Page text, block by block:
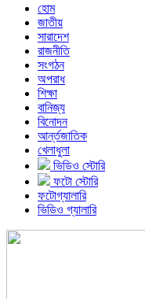
হোম
জাতীয়
সারাদেশ
রাজনীতি
সংগঠন
অপরাধ
শিক্ষা
বানিজ্য
বিনোদন
আর্ন্তজাতিক
খেলাধুলা
ভিডিও স্টোরি
ফটো স্টোরি
ফটোগ্যালারি
ভিডিও গ্যালারি